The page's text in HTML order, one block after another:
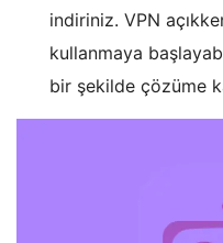
indiriniz. VPN
kullanmaya
bir şekilde çözüme